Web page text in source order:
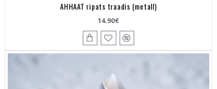
AHHAAT ripats traadis (metall)
14.90€